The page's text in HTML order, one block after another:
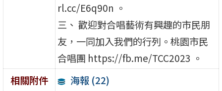
rl.cc/E6q90n 。
三、 歡迎對合唱藝術有興趣的市民朋
友，一同加入我們的行列。桃園市民
合唱團 https://fb.me/TCC2023 。
相關附件
海報 (22)